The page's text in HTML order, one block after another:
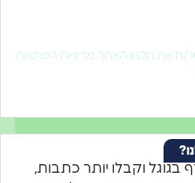
את תקנון האתר, מדיניות הפרטיות
בגוגל וקבלו יותר כתבות,